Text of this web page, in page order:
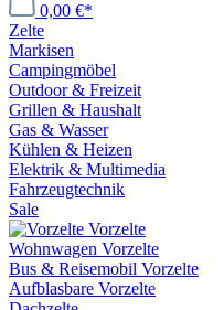
0,00 €*
Zelte
Markisen
Campingmöbel
Outdoor & Freizeit
Grillen & Haushalt
Gas & Wasser
Kühlen & Heizen
Elektrik & Multimedia
Fahrzeugtechnik
Sale
Vorzelte
Wohnwagen Vorzelte
Bus & Reisemobil Vorzelte
Aufblasbare Vorzelte